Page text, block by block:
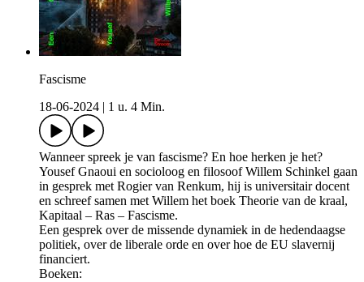
Fascisme
18-06-2024
1 u. 4 Min.
Wanneer spreek je van fascisme? En hoe herken je het?
Yousef Gnaoui en socioloog en filosoof Willem Schinkel gaan
in gesprek met Rogier van Renkum, hij is universitair docent
en schreef samen met Willem het boek Theorie van de kraal,
Kapitaal – Ras – Fascisme.
Een gesprek over de missende dynamiek in de hedendaagse
politiek, over de liberale orde en over hoe de EU slavernij
financiert.
Boeken: